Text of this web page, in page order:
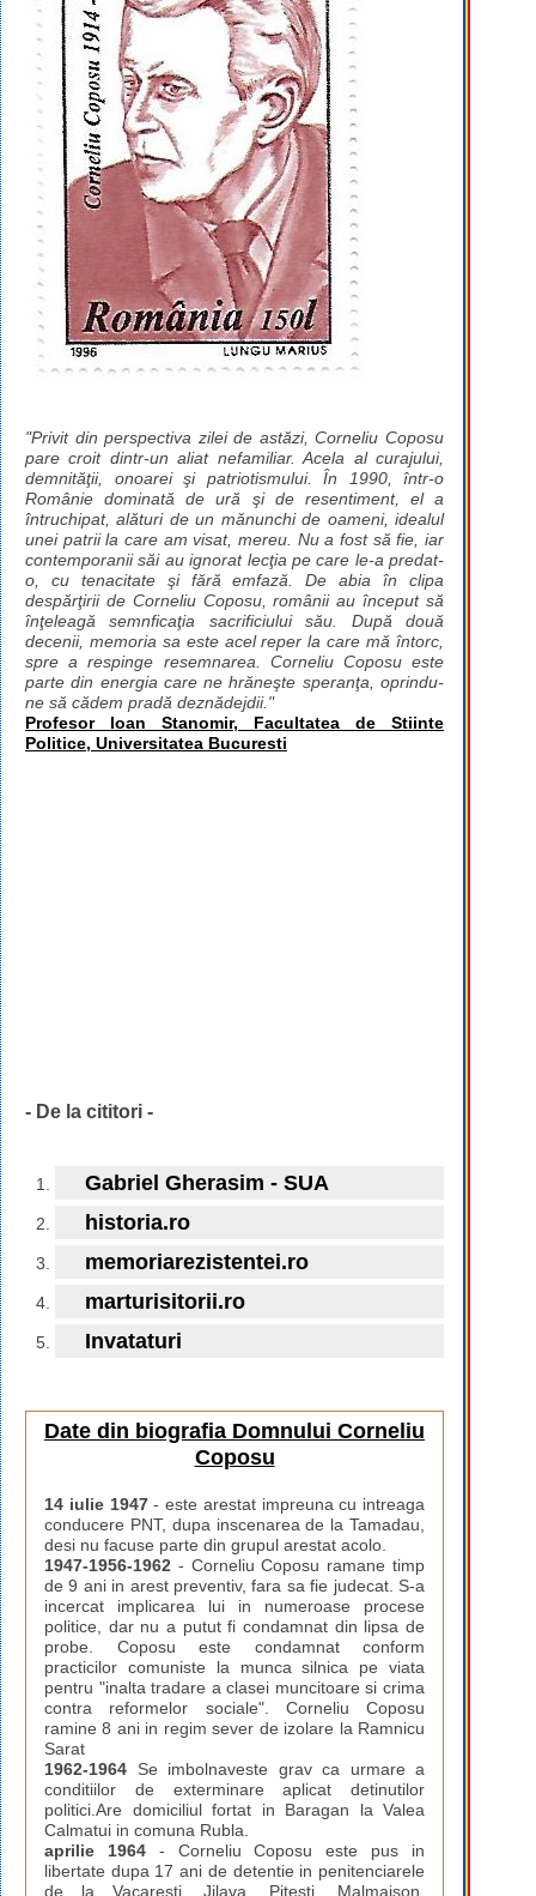
"Privit din perspectiva zilei de astăzi, Corneliu Coposu
pare croit dintr-un aliat nefamiliar. Acela al curajului,
demnităţii, onoarei şi patriotismului. În 1990, într-o
Românie dominată de ură şi de resentiment, el a
întruchipat, alături de un mănunchi de oameni, idealul
unei patrii la care am visat, mereu. Nu a fost să fie, iar
contemporanii săi au ignorat lecţia pe care le-a predat-
o, cu tenacitate şi fără emfază. De abia în clipa
despărţirii de Corneliu Coposu, românii au început să
înţeleagă semnficaţia sacrificiului său. După două
decenii, memoria sa este acel reper la care mă întorc,
spre a respinge resemnarea. Corneliu Coposu este
parte din energia care ne hrăneşte speranţa, oprindu-
ne să cădem pradă deznădejdii."
Profesor Ioan Stanomir, Facultatea de Stiinte
Politice, Universitatea Bucuresti
- De la cititori -
Gabriel Gherasim - SUA
historia.ro
memoriarezistentei.ro
marturisitorii.ro
Invataturi
Date din biografia Domnului Corneliu
Coposu
14 iulie 1947- este arestat impreuna cu intreaga
conducere PNT, dupa inscenarea de la Tamadau,
desi nu facuse parte din grupul arestat acolo.
1947-1956-1962 - Corneliu Coposu ramane timp
de 9 ani in arest preventiv, fara sa fie judecat. S-a
incercat implicarea lui in numeroase procese
politice, dar nu a putut fi condamnat din lipsa de
probe. Coposu este condamnat conform
practicilor comuniste la munca silnica pe viata
pentru "inalta tradare a clasei muncitoare si crima
contra reformelor sociale". Corneliu Coposu
ramine 8 ani in regim sever de izolare la Ramnicu
Sarat
1962-1964 Se imbolnaveste grav ca urmare a
conditiilor de exterminare aplicat detinutilor
politici.Are domiciliul fortat in Baragan la Valea
Calmatui in comuna Rubla.
aprilie 1964- Corneliu Coposu este pus in
libertate dupa 17 ani de detentie in penitenciarele
de la Vacaresti, Jilava, Pitesti, Malmaison,